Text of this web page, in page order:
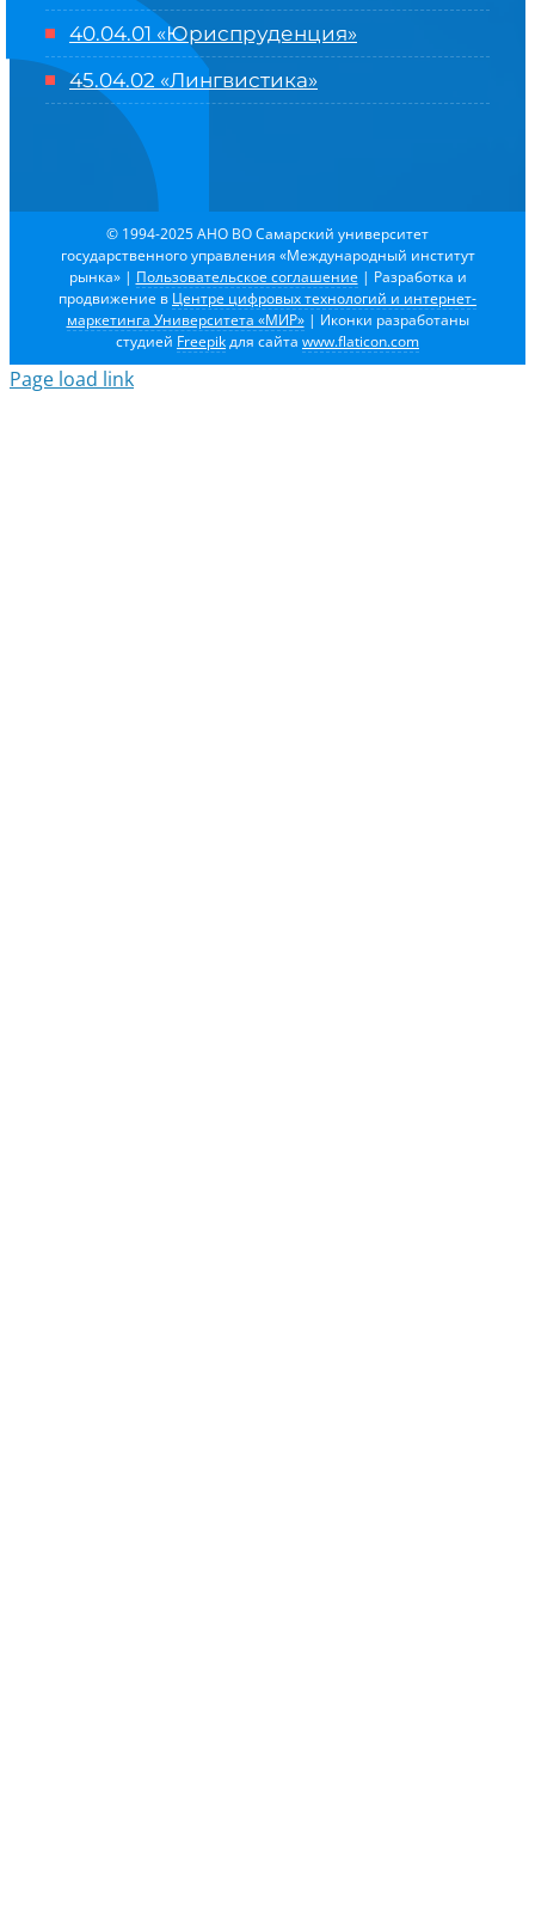
40.04.01 «Юриспруденция»
45.04.02 «Лингвистика»
© 1994-2025 АНО ВО Самарский университет
государственного управления «Международный институт
рынка» | Пользовательское соглашение | Разработка и
продвижение в Центре цифровых технологий и интернет-
маркетинга Университета «МИР»| Иконки разработаны
студией Freepikдля сайта www.flaticon.com
Page load link